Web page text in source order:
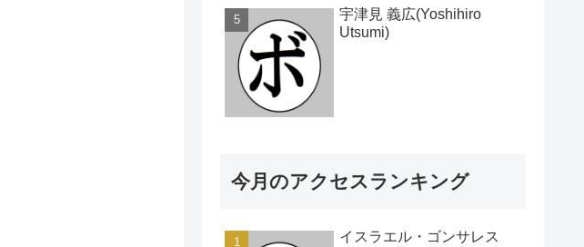
宇津見 義広(Yoshihiro
Utsumi)
今月のアクセスランキング
イスラエル・ゴンサレス